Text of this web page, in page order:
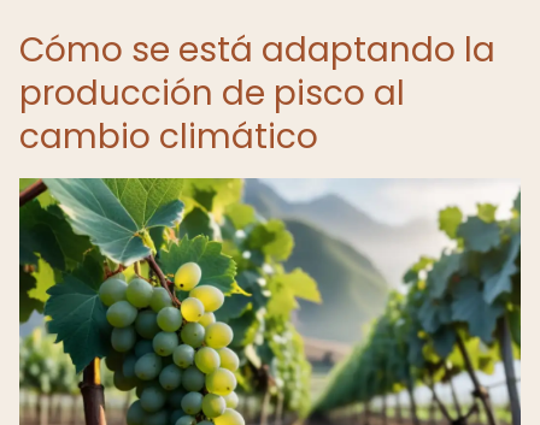
Cómo se está adaptando la
producción de pisco al
cambio climático